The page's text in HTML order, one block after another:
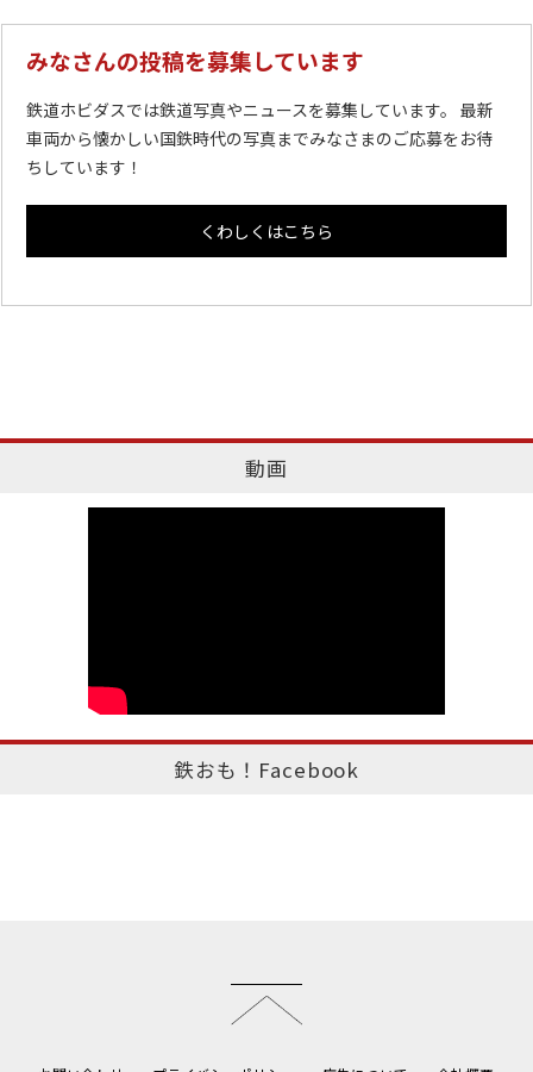
みなさんの投稿を募集しています
鉄道ホビダスでは鉄道写真やニュースを募集しています。 最新
車両から懐かしい国鉄時代の写真までみなさまのご応募をお待
ちしています！
くわしくはこちら
動画
鉄おも！Facebook